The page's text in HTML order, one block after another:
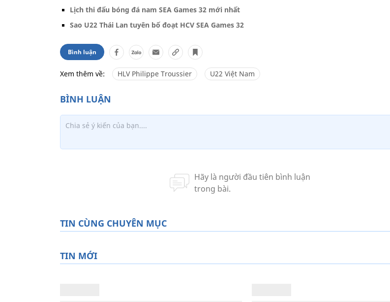
Lịch thi đấu bóng đá nam SEA Games 32 mới nhất
Sao U22 Thái Lan tuyên bố đoạt HCV SEA Games 32
Bình luận
Xem thêm về: HLV Philippe Troussier U22 Việt Nam
TIN CÙNG CHUYÊN MỤC
TIN MỚI